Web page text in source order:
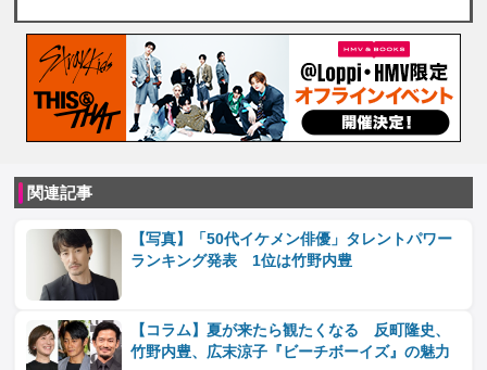
関連記事
【写真】「50代イケメン俳優」タレントパワー
ランキング発表 1位は竹野内豊
【コラム】夏が来たら観たくなる 反町隆史、
竹野内豊、広末涼子『ビーチボーイズ』の魅力